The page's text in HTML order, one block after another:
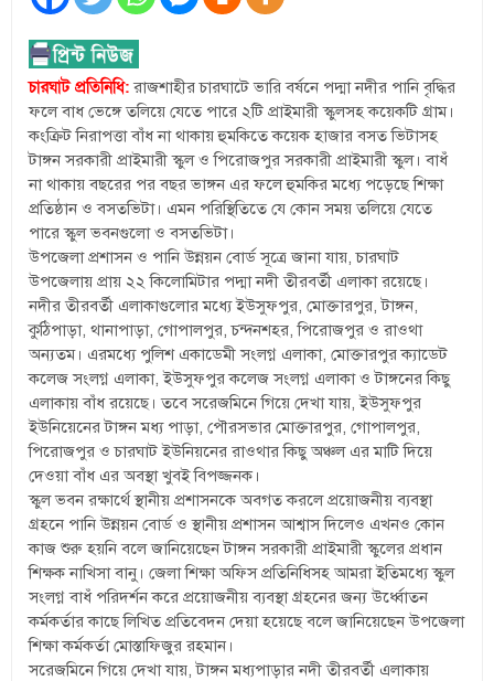
চারঘাট প্রতিনিধি: রাজশাহীর চারঘাটে ভারি বর্ষনে পদ্মা নদীর পানি বৃদ্ধির
ফলে বাধ ভেঙ্গে তলিয়ে যেতে পারে ২টি প্রাইমারী স্কুলসহ কয়েকটি গ্রাম।
কংক্রিট নিরাপত্তা বাঁধ না থাকায় হুমকিতে কয়েক হাজার বসত ভিটাসহ
টাঙ্গন সরকারী প্রাইমারী স্কুল ও পিরোজপুর সরকারী প্রাইমারী স্কুল। বাধঁ
না থাকায় বছরের পর বছর ভাঙ্গন এর ফলে হুমকির মধ্যে পড়েছে শিক্ষা
প্রতিষ্ঠান ও বসতভিটা। এমন পরিস্থিতিতে যে কোন সময় তলিয়ে যেতে
পারে স্কুল ভবনগুলো ও বসতভিটা।
উপজেলা প্রশাসন ও পানি উন্নয়ন বোর্ড সূত্রে জানা যায়, চারঘাট
উপজেলায় প্রায় ২২ কিলোমিটার পদ্মা নদী তীরবর্তী এলাকা রয়েছে।
নদীর তীরবর্তী এলাকাগুলোর মধ্যে ইউসুফপুর, মোক্তারপুর, টাঙ্গন,
কুঠিপাড়া, থানাপাড়া, গোপালপুর, চন্দনশহর, পিরোজপুর ও রাওথা
অন্যতম। এরমধ্যে পুলিশ একাডেমী সংলগ্ন এলাকা, মোক্তারপুর ক্যাডেট
কলেজ সংলগ্ন এলাকা, ইউসুফপুর কলেজ সংলগ্ন এলাকা ও টাঙ্গনের কিছু
এলাকায় বাঁধ রয়েছে। তবে সরেজমিনে গিয়ে দেখা যায়, ইউসুফপুর
ইউনিয়েনের টাঙ্গন মধ্য পাড়া, পৌরসভার মোক্তারপুর, গোপালপুর,
পিরোজপুর ও চারঘাট ইউনিয়নের রাওথার কিছু অঞ্চল এর মাটি দিয়ে
দেওয়া বাঁধ এর অবস্থা খুবই বিপজ্জনক।
স্কুল ভবন রক্ষার্থে স্থানীয় প্রশাসনকে অবগত করলে প্রয়োজনীয় ব্যবস্থা
গ্রহনে পানি উন্নয়ন বোর্ড ও স্থানীয় প্রশাসন আশ্বাস দিলেও এখনও কোন
কাজ শুরু হয়নি বলে জানিয়েছেন টাঙ্গন সরকারী প্রাইমারী স্কুলের প্রধান
শিক্ষক নাখিসা বানু। জেলা শিক্ষা অফিস প্রতিনিধিসহ আমরা ইতিমধ্যে স্কুল
সংলগ্ন বাধঁ পরিদর্শন করে প্রয়োজনীয় ব্যবস্থা গ্রহনের জন্য উর্ধ্বোতন
কর্মকর্তার কাছে লিখিত প্রতিবেদন দেয়া হয়েছে বলে জানিয়েছেন উপজেলা
শিক্ষা কর্মকর্তা মোস্তাফিজুর রহমান।
সরেজমিনে গিয়ে দেখা যায়, টাঙ্গন মধ্যপাড়ার নদী তীরবর্তী এলাকায়